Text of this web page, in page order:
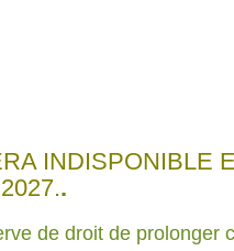
INDISPONIBLE
.
de droit de prolonger